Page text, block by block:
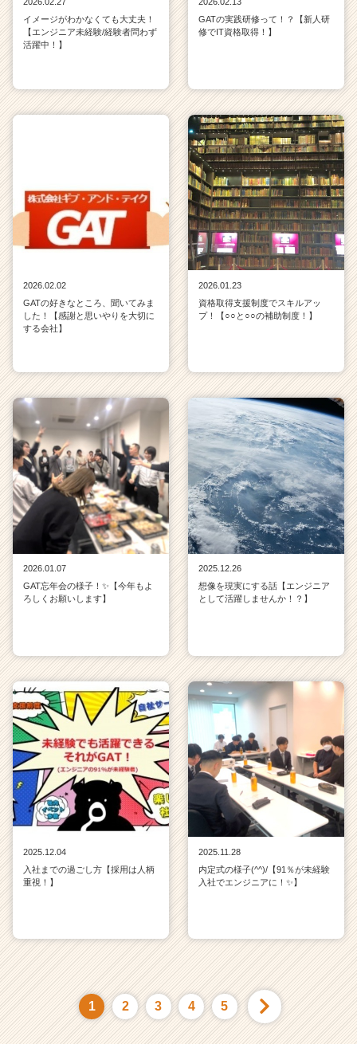
イメージがわかなくても大丈夫！
【エンジニア未経験/経験者問わず
活躍中！】
GATの実践研修って！？【新人研
修でIT資格取得！】
2026.02.02
GATの好きなところ、聞いてみま
した！【感謝と思いやりを大切に
する会社】
2026.01.23
資格取得支援制度でスキルアッ
プ！【○○と○○の補助制度！】
2026.01.07
GAT忘年会の様子！✨【今年もよ
ろしくお願いします】
2025.12.26
想像を現実にする話【エンジニア
として活躍しませんか！？】
2025.12.04
入社までの過ごし方【採用は人柄
重視！】
2025.11.28
内定式の様子(^^)/【91％が未経験
入社でエンジニアに！✨】
1 2 3 4 5